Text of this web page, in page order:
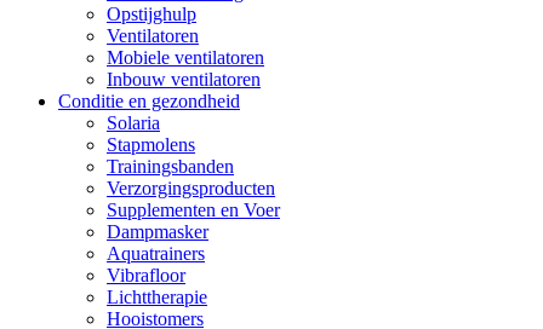
Opstijghulp
Ventilatoren
Mobiele ventilatoren
Inbouw ventilatoren
Conditie en gezondheid
Solaria
Stapmolens
Trainingsbanden
Verzorgingsproducten
Supplementen en Voer
Dampmasker
Aquatrainers
Vibrafloor
Lichttherapie
Hooistomers